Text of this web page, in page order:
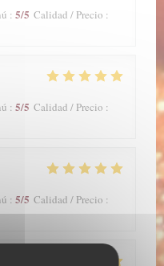
: 5/5 Calidad / Precio :
: 5/5 Calidad / Precio :
: 5/5 Calidad / Precio :